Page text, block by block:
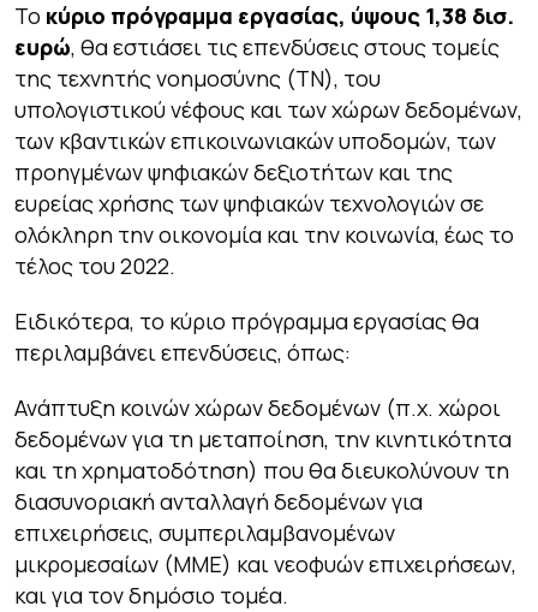
Το κύριο πρόγραμμα εργασίας, ύψους 1,38 δισ.
ευρώ, θα εστιάσει τις επενδύσεις στους τομείς
της τεχνητής νοημοσύνης (ΤΝ), του
υπολογιστικού νέφους και των χώρων δεδομένων,
των κβαντικών επικοινωνιακών υποδομών, των
προηγμένων ψηφιακών δεξιοτήτων και της
ευρείας χρήσης των ψηφιακών τεχνολογιών σε
ολόκληρη την οικονομία και την κοινωνία, έως το
τέλος του 2022.
Ειδικότερα, το κύριο πρόγραμμα εργασίας θα
περιλαμβάνει επενδύσεις, όπως:
Ανάπτυξη κοινών χώρων δεδομένων (π.χ. χώροι
δεδομένων για τη μεταποίηση, την κινητικότητα
και τη χρηματοδότηση) που θα διευκολύνουν τη
διασυνοριακή ανταλλαγή δεδομένων για
επιχειρήσεις, συμπεριλαμβανομένων
μικρομεσαίων (ΜΜΕ) και νεοφυών επιχειρήσεων,
και για τον δημόσιο τομέα.